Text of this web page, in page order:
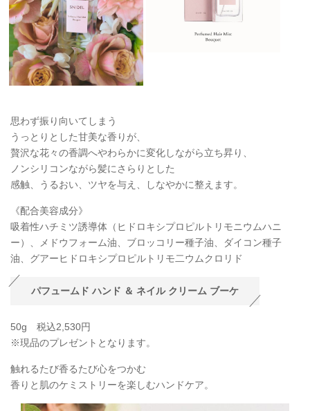
思わず振り向いてしまう
うっとりとした甘美な香りが、
贅沢な花々の香調へやわらかに変化しながら立ち昇り、
ノンシリコンながら髪にさらりとした
感触、うるおい、ツヤを与え、しなやかに整えます。
《配合美容成分》
吸着性ハチミツ誘導体（ヒドロキシプロピルトリモニウムハニ
ー）、メドウフォーム油、ブロッコリー種子油、ダイコン種子
油、グアーヒドロキシプロピルトリモ二ウムクロリド
パフュームド ハンド ＆ ネイル クリーム ブーケ
50g 税込2,530円
※現品のプレゼントとなります。
触れるたび香るたび心をつかむ
香りと肌のケミストリーを楽しむハンドケア。